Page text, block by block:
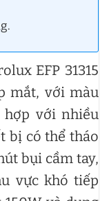
EFP 31315
mắt, với màu
hợp với nhiều
bị có thể tháo
bụi cầm tay,
vực khó tiếp